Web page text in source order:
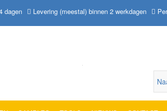
dagen Levering (meestal) binnen 2 werkdagen